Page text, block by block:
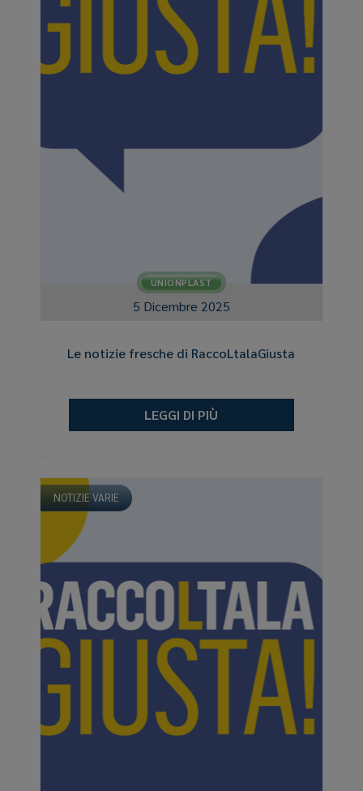
UNIONPLAST
5 Dicembre 2025
Le notizie fresche di RaccoLtalaGiusta
LEGGI DI PIÙ
NOTIZIE VARIE